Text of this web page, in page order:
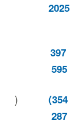
2025
397
595
)
(354
287